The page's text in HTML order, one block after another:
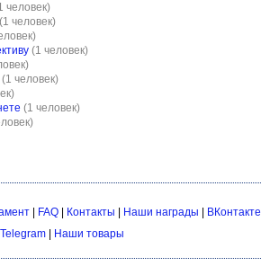
человек)
(1 человек)
(1 человек)
(1 человек)
(1 человек)
| FAQ| Контакты Наши награды
ВКонтакте
Telegram Наши товары